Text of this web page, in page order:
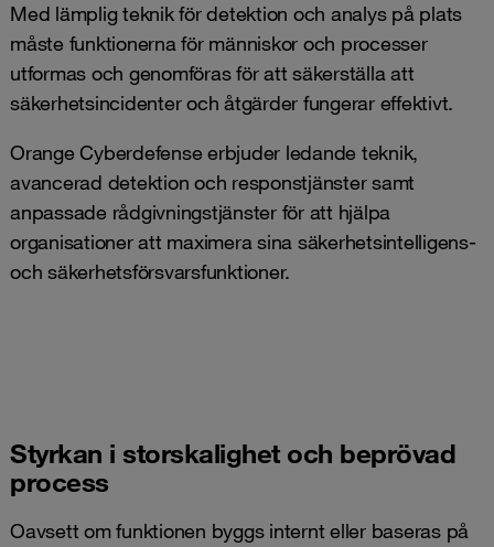
Med lämplig teknik för detektion och analys på plats
måste funktionerna för människor och processer
utformas och genomföras för att säkerställa att
säkerhetsincidenter och åtgärder fungerar effektivt.
Orange Cyberdefense erbjuder ledande teknik,
avancerad detektion och responstjänster samt
anpassade rådgivningstjänster för att hjälpa
organisationer att maximera sina säkerhetsintelligens-
och säkerhetsförsvarsfunktioner.
Styrkan i storskalighet och beprövad
process
Oavsett om funktionen byggs internt eller baseras på